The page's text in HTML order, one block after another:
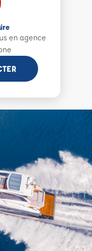
en agence